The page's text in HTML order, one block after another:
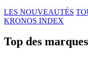
LES NOUVEAUTÉS
KRONOS INDEX
Top des marques